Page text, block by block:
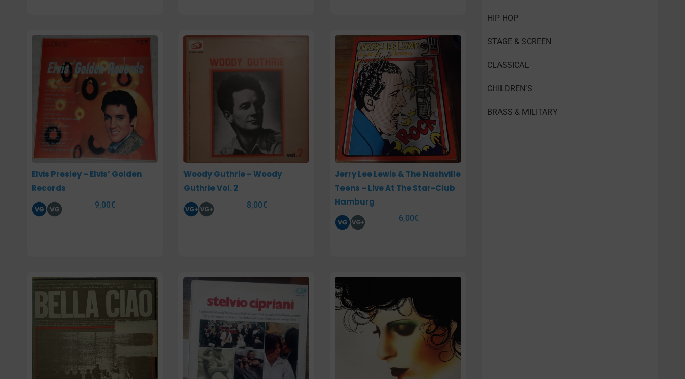
Elvis Presley – Elvis’ Golden
Records
9,00€
Woody Guthrie – Woody
Guthrie Vol. 2
8,00€
Jerry Lee Lewis & The Nashville
Teens – Live At The Star-Club
Hamburg
6,00€
HIP HOP
STAGE & SCREEN
CLASSICAL
CHILDREN’S
BRASS & MILITARY